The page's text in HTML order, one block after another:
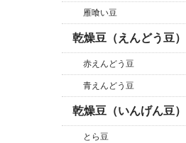
雁喰い豆
乾燥豆（えんどう豆）
赤えんどう豆
青えんどう豆
乾燥豆（いんげん豆）
とら豆